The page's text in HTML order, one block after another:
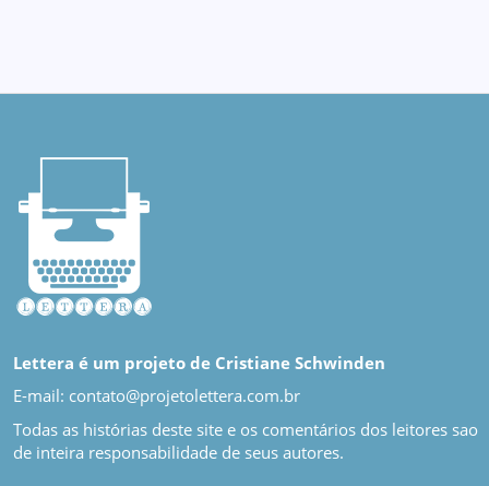
Lettera é um projeto de Cristiane Schwinden
E-mail: contato@projetolettera.com.br
Todas as histórias deste site e os comentários dos leitores sao
de inteira responsabilidade de seus autores.